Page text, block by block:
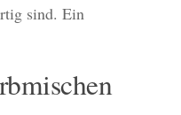
sind. Ein